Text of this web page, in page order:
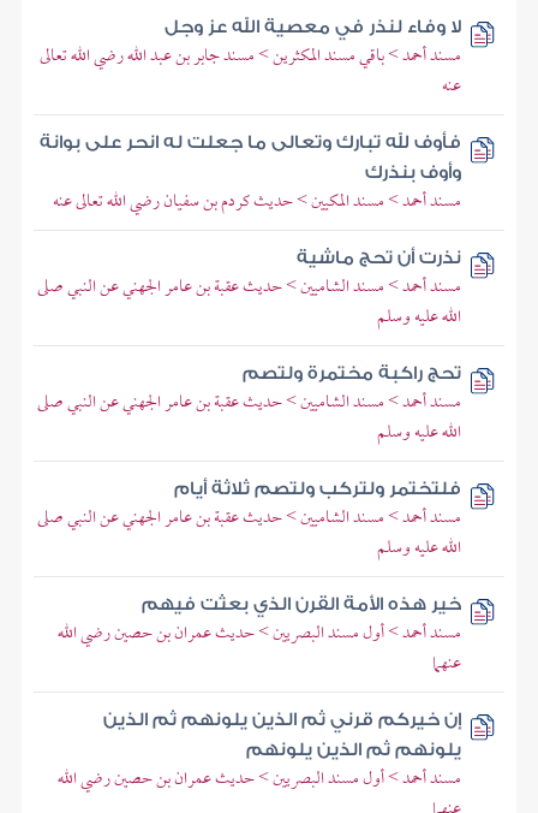
لا وفاء لنذر في معصية الله عز وجل
مسند أحمد > باقي مسند المكثرين > مسند جابر بن عبد الله رضي الله تعالى
عنه
فأوف لله تبارك وتعالى ما جعلت له انحر على بوانة
وأوف بنذرك
مسند أحمد > مسند المكيين > حديث كردم بن سفيان رضي الله تعالى عنه
نذرت أن تحج ماشية
مسند أحمد > مسند الشاميين > حديث عقبة بن عامر الجهني عن النبي صلى
الله عليه وسلم
تحج راكبة مختمرة ولتصم
مسند أحمد > مسند الشاميين > حديث عقبة بن عامر الجهني عن النبي صلى
الله عليه وسلم
فلتختمر ولتركب ولتصم ثلاثة أيام
مسند أحمد > مسند الشاميين > حديث عقبة بن عامر الجهني عن النبي صلى
الله عليه وسلم
خير هذه الأمة القرن الذي بعثت فيهم
مسند أحمد > أول مسند البصريين > حديث عمران بن حصين رضي الله
عنهما
إن خيركم قرني ثم الذين يلونهم ثم الذين
يلونهم ثم الذين يلونهم
مسند أحمد > أول مسند البصريين > حديث عمران بن حصين رضي الله